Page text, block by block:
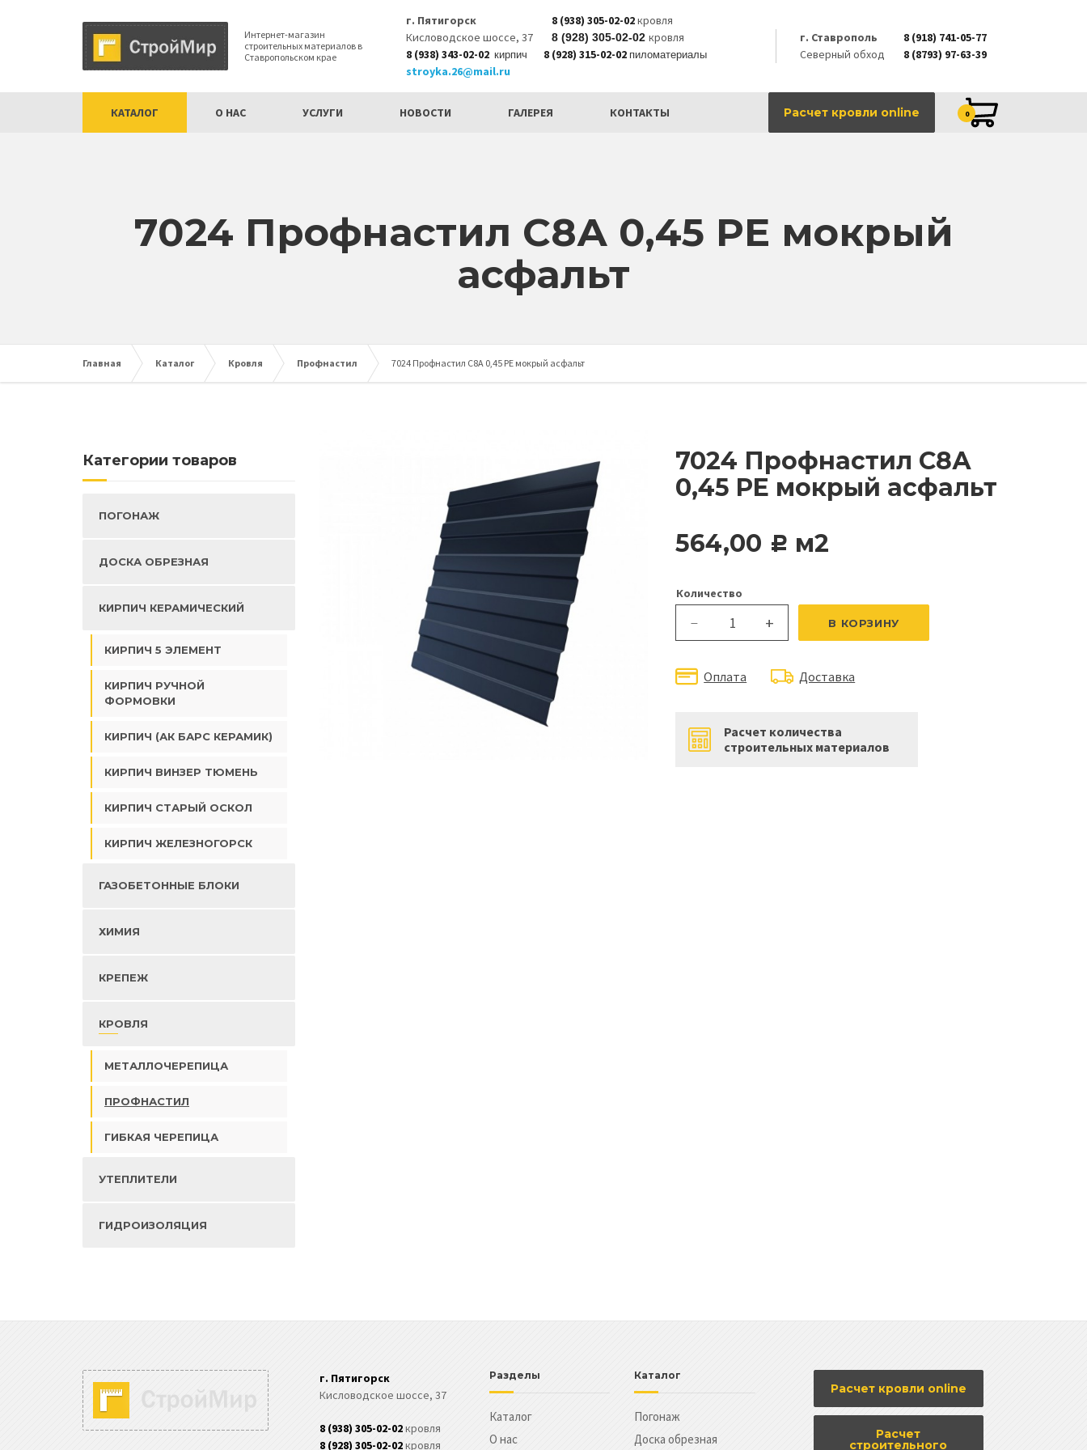
Интернет-магазин
строительных материалов в
Ставропольском крае
г. Пятигорск
Кисловодское шоссе, 37
8 (938) 305-02-02кровля
8 (928) 305-02-02 кровля
8 (938) 343-02-02 кирпич 8 (928) 315-02-02 пиломатериалы
stroyka.26@mail.ru
г. Ставрополь
Северный обход
8 (918) 741-05-77
8 (8793) 97-63-39
КАТАЛОГ О НАС УСЛУГИ НОВОСТИ ГАЛЕРЕЯ КОНТАКТЫ Расчет кровли online 0
7024 Профнастил С8А 0,45 PE мокрый
асфальт
Главная Каталог Кровля Профнастил 7024 Профнастил С8А 0,45 PE мокрый асфальт
7024 Профнастил С8А
0,45 PE мокрый асфальт
564,00 c м2
Количество
— + В КОРЗИНУ
Оплата Доставка
Расчет количества
строительных материалов
Категории товаров
ПОГОНАЖ
ДОСКА ОБРЕЗНАЯ
КИРПИЧ КЕРАМИЧЕСКИЙ
КИРПИЧ 5 ЭЛЕМЕНТ
КИРПИЧ РУЧНОЙ
ФОРМОВКИ
КИРПИЧ (АК БАРС КЕРАМИК)
КИРПИЧ ВИНЗЕР ТЮМЕНЬ
КИРПИЧ СТАРЫЙ ОСКОЛ
КИРПИЧ ЖЕЛЕЗНОГОРСК
ГАЗОБЕТОННЫЕ БЛОКИ
ХИМИЯ
КРЕПЕЖ
КРОВЛЯ
МЕТАЛЛОЧЕРЕПИЦА
ПРОФНАСТИЛ
ГИБКАЯ ЧЕРЕПИЦА
УТЕПЛИТЕЛИ
ГИДРОИЗОЛЯЦИЯ
г. Пятигорск
Кисловодское шоссе, 37
8 (938) 305-02-02кровля
8 (928) 305-02-02кровля
Разделы
Каталог
О нас
Каталог
Погонаж
Доска обрезная
Расчет кровли online
Расчет
строительного